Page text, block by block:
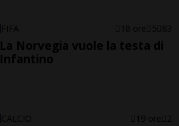
FIFA 18 ore 5 83
La Norvegia vuole la testa di
Infantino
CALCIO 19 ore 2